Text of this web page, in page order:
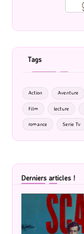
Tags
Action Aventure
Film lecture
romance Serie Tv
Derniers articles !